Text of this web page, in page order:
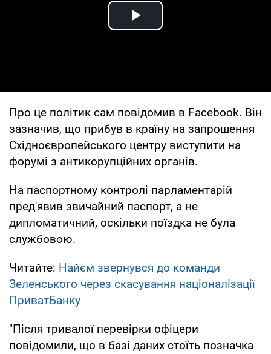
Play Video
Про це політик сам повідомив в Facebook. Він
зазначив, що прибув в країну на запрошення
Східноєвропейського центру виступити на
форумі з антикорупційних органів.
На паспортному контролі парламентарій
пред'явив звичайний паспорт, а не
дипломатичний, оскільки поїздка не була
службовою.
Читайте: Найєм звернувся до команди
Зеленського через скасування націоналізації
ПриватБанку
"Після тривалої перевірки офіцери
повідомили, що в базі даних стоїть позначка